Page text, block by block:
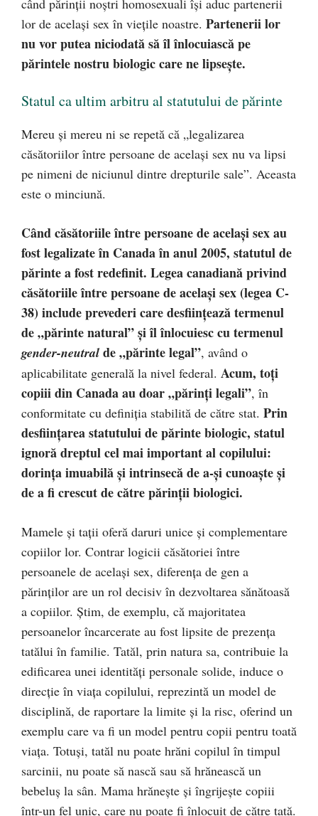
când părinții noștri homosexuali își aduc partenerii
lor de același sex în viețile noastre. Partenerii lor
nu vor putea niciodată să îl înlocuiască pe
părintele nostru biologic care ne lipsește.
Statul ca ultim arbitru al statutului de părinte
Mereu și mereu ni se repetă că „legalizarea
căsătoriilor între persoane de același sex nu va lipsi
pe nimeni de niciunul dintre drepturile sale”. Aceasta
este o minciună.
Când căsătoriile între persoane de același sex au
fost legalizate în Canada în anul 2005, statutul de
părinte a fost redefinit. Legea canadiană privind
căsătoriile între persoane de același sex (legea C-
38) include prevederi care desființează termenul
de „părinte natural” și îl înlocuiesc cu termenul
gender-neutral de „părinte legal”, având o
aplicabilitate generală la nivel federal. Acum, toți
copiii din Canada au doar „părinți legali”, în
conformitate cu definiția stabilită de către stat. Prin
desființarea statutului de părinte biologic, statul
ignoră dreptul cel mai important al copilului:
dorința imuabilă și intrinsecă de a-și cunoaște și
de a fi crescut de către părinții biologici.
Mamele și tații oferă daruri unice și complementare
copiilor lor. Contrar logicii căsătoriei între
persoanele de același sex, diferența de gen a
părinților are un rol decisiv în dezvoltarea sănătoasă
a copiilor. Știm, de exemplu, că majoritatea
persoanelor încarcerate au fost lipsite de prezența
tatălui în familie. Tatăl, prin natura sa, contribuie la
edificarea unei identități personale solide, induce o
direcție în viața copilului, reprezintă un model de
disciplină, de raportare la limite și la risc, oferind un
exemplu care va fi un model pentru copii pentru toată
viața. Totuși, tatăl nu poate hrăni copilul în timpul
sarcinii, nu poate să nască sau să hrănească un
bebeluș la sân. Mama hrănește și îngrijește copiii
într-un fel unic, care nu poate fi înlocuit de către tată.